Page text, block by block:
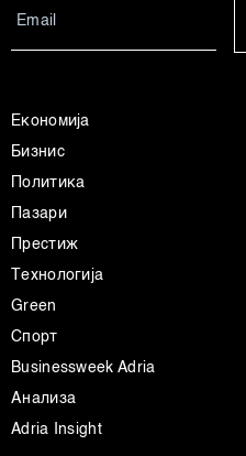
Економија
Бизнис
Политика
Пазари
Престиж
Технологија
Green
Спорт
Businessweek Adria
Анализа
Adria Insight